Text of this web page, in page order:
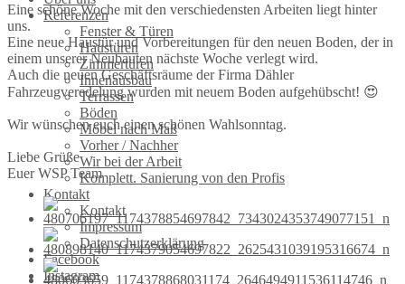
Referenzen
Fenster & Türen
Haustüren
Zimmertüren
Innenausbau
Terrassen
Böden
Möbel nach Maß
Vorher / Nachher
Wir bei der Arbeit
Komplett. Sanierung von den Profis
Kontakt
Kontakt
Impressum
Datenschutzerklärung
Facebook
Instagram
Eine schöne Woche mit den verschiedensten Arbeiten liegt hinter
uns.
Eine neue Haustür und Vorbereitungen für den neuen Boden, der in
einem unserer Neubauten nächste Woche verlegt wird.
Auch die neuen Geschäftsräume der Firma Dähler
Fahrzeugveredelung wurden mit neuem Boden aufgehübscht! 😍
Wir wünschen euch einen schönen Wahlsonntag.
Liebe Grüße
Euer WSP Team